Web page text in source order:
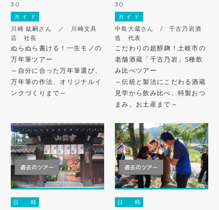
30
ガ イ ド
川崎 紘嗣さん ／ 川崎文具
店 社長
ぬらぬら書ける！一生モノの
万年筆ツアー
～自分に合った万年筆選び、
万年筆の作法、オリジナルイ
ンクづくりまで～
30
ガ イ ド
中島大蔵さん / 千古乃岩酒
造 代表
こだわりの超醇麹！土岐市の
老舗酒蔵「千古乃岩」5種飲
み比べツアー
～伝統と製法にこだわる酒蔵
見学から飲み比べ、特製おつ
まみ、お土産まで～
日 時 日 時